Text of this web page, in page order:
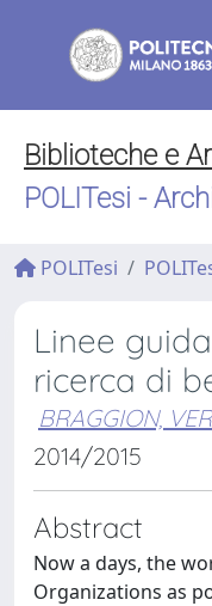
Biblioteche e
POLITesi -
POLITesi
Linee
ricerca di
BRAGGION,
2014/2015
Abstract
Now a days, the
Organizations as